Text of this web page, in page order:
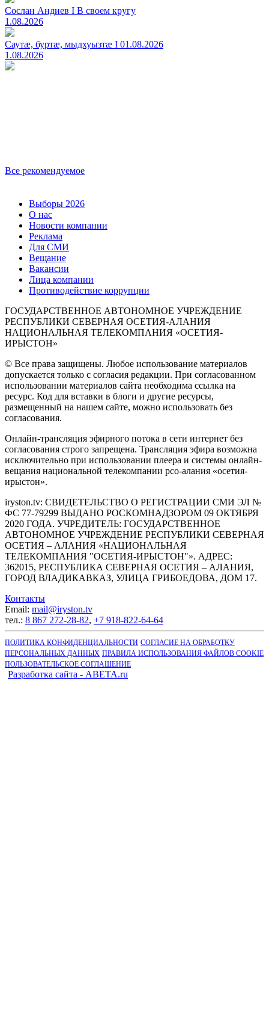
Сослан Андиев I В своем кругу
1.08.2026
Саутӕ, буртӕ, мыдхуызтӕ I 01.08.2026
1.08.2026
Все рекомендуемое
Выборы 2026
О нас
Новости компании
Реклама
Для СМИ
Вещание
Вакансии
Лица компании
Противодействие коррупции
ГОСУДАРСТВЕННОЕ АВТОНОМНОЕ УЧРЕЖДЕНИЕ
РЕСПУБЛИКИ СЕВЕРНАЯ ОСЕТИЯ-АЛАНИЯ
НАЦИОНАЛЬНАЯ ТЕЛЕКОМПАНИЯ «ОСЕТИЯ-
ИРЫСТОН»
© Все права защищены. Любое использование материалов
допускается только с согласия редакции. При согласованном
использовании материалов сайта необходима ссылка на
ресурс. Код для вставки в блоги и другие ресурсы,
размещенный на нашем сайте, можно использовать без
согласования.
Онлайн-трансляция эфирного потока в сети интернет без
согласования строго запрещена. Трансляция эфира возможна
исключительно при использовании плеера и системы онлайн-
вещания национальной телекомпании рсо-алания «осетия-
ирыстон».
iryston.tv: CВИДЕТЕЛЬСТВО О РЕГИСТРАЦИИ СМИ ЭЛ №
ФС 77-79299 ВЫДАНО РОСКОМНАДЗОРОМ 09 ОКТЯБРЯ
2020 ГОДА. УЧРЕДИТЕЛЬ: ГОСУДАРСТВЕННОЕ
АВТОНОМНОЕ УЧРЕЖДЕНИЕ РЕСПУБЛИКИ СЕВЕРНАЯ
ОСЕТИЯ – АЛАНИЯ «НАЦИОНАЛЬНАЯ
ТЕЛЕКОМПАНИЯ "ОСЕТИЯ-ИРЫСТОН"». АДРЕС:
362015, РЕСПУБЛИКА СЕВЕРНАЯ ОСЕТИЯ – АЛАНИЯ,
ГОРОД ВЛАДИКАВКАЗ, УЛИЦА ГРИБОЕДОВА, ДОМ 17.
Контакты
Email: mail@iryston.tv
тел.: 8 867 272-28-82, +7 918-822-64-64
ПОЛИТИКА КОНФИДЕНЦИАЛЬНОСТИ СОГЛАСИЕ НА ОБРАБОТКУ
ПЕРСОНАЛЬНЫХ ДАННЫХ ПРАВИЛА ИСПОЛЬЗОВАНИЯ ФАЙЛОВ COOKIE
ПОЛЬЗОВАТЕЛЬСКОЕ СОГЛАШЕНИЕ
Разработка сайта - ABETA.ru